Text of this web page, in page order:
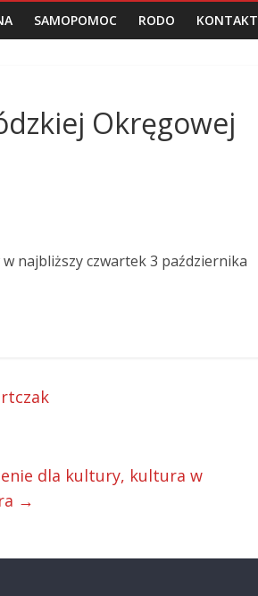
SAMOPOMOC RODO KONTAKT
Okręgowej
najbliższy czwartek 3 października
dla kultury, kultura w
→